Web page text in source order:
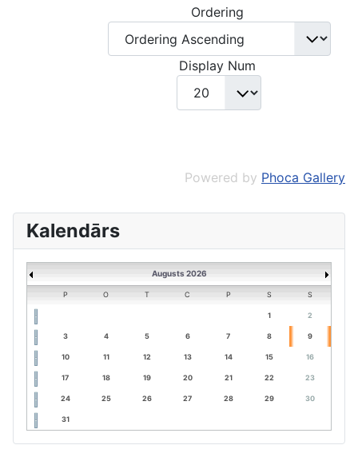
Ordering
Display Num
Powered by Phoca Gallery
Kalendārs
Augusts 2026
P O T C P S S
1 2
3 4 5 6 7 8 9
10 11 12 13 14 15 16
17 18 19 20 21 22 23
24 25 26 27 28 29 30
31